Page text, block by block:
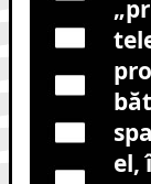
el,